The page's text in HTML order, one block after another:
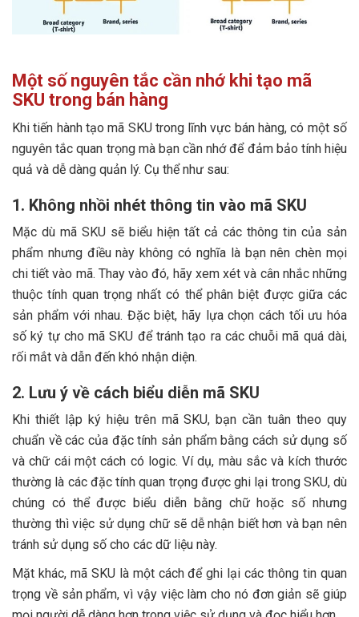
Một số nguyên tắc cần nhớ khi tạo mã
SKU trong bán hàng
Khi tiến hành tạo mã SKU trong lĩnh vực bán hàng, có một số
nguyên tắc quan trọng mà bạn cần nhớ để đảm bảo tính hiệu
quả và dễ dàng quản lý. Cụ thể như sau:
1. Không nhồi nhét thông tin vào mã SKU
Mặc dù mã SKU sẽ biểu hiện tất cả các thông tin của sản
phẩm nhưng điều này không có nghĩa là bạn nên chèn mọi
chi tiết vào mã. Thay vào đó, hãy xem xét và cân nhắc những
thuộc tính quan trọng nhất có thể phân biệt được giữa các
sản phẩm với nhau. Đặc biệt, hãy lựa chọn cách tối ưu hóa
số ký tự cho mã SKU để tránh tạo ra các chuỗi mã quá dài,
rối mắt và dẫn đến khó nhận diện.
2. Lưu ý về cách biểu diễn mã SKU
Khi thiết lập ký hiệu trên mã SKU, bạn cần tuân theo quy
chuẩn về các của đặc tính sản phẩm bằng cách sử dụng số
và chữ cái một cách có logic. Ví dụ, màu sắc và kích thước
thường là các đặc tính quan trọng được ghi lại trong SKU, dù
chúng có thể được biểu diễn bằng chữ hoặc số nhưng
thường thì việc sử dụng chữ sẽ dễ nhận biết hơn và bạn nên
tránh sử dụng số cho các dữ liệu này.
Mặt khác, mã SKU là một cách để ghi lại các thông tin quan
trọng về sản phẩm, vì vậy việc làm cho nó đơn giản sẽ giúp